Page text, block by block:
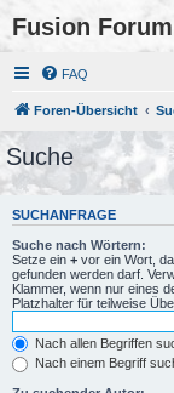
Fusion Forum
FAQ
Foren-Übersicht
Suche
SUCHANFRAGE
Suche nach Wörtern:
Setze ein + vor ein Wort,
gefunden werden darf.
Klammer, wenn nur eines
Platzhalter für teilweise
Nach allen Begriffen
Nach einem Begriff